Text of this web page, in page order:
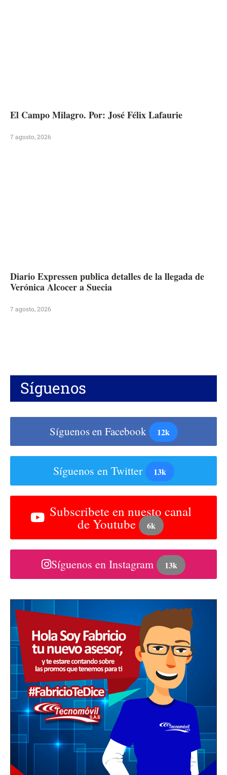
El Campo Milagro. Por: José Félix Lafaurie
7 agosto, 2026
Diario Expressen publica detalles de la llegada de
Verónica Alcocer a Suecia
7 agosto, 2026
Síguenos
Síguenos en Facebook 12k
Síguenos en Twitter 13k
Subscribete en nuesto canal
de Youtube 6k
Síguenos en Instagram 13k